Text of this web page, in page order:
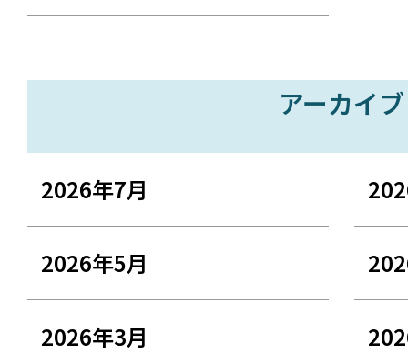
アーカイブ
2026年7月
2026年5月
2026年3月